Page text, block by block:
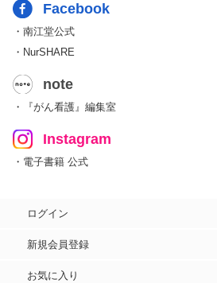
Facebook
・南江堂公式
・NurSHARE
note
・『がん看護』編集室
Instagram
・電子書籍 公式
ログイン
新規会員登録
お気に入り